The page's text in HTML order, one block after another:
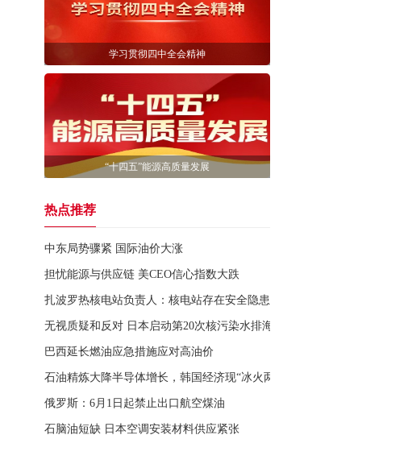
学习贯彻四中全会精神
“十四五”能源高质量发展
热点推荐
中东局势骤紧 国际油价大涨
担忧能源与供应链 美CEO信心指数大跌
扎波罗热核电站负责人：核电站存在安全隐患
无视质疑和反对 日本启动第20次核污染水排海
巴西延长燃油应急措施应对高油价
石油精炼大降半导体增长，韩国经济现“冰火两重天”
俄罗斯：6月1日起禁止出口航空煤油
石脑油短缺 日本空调安装材料供应紧张